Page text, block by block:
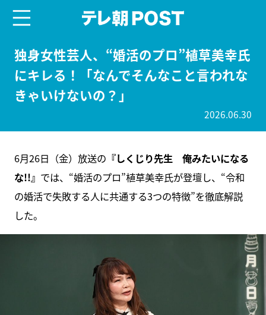
独身女性芸人、“婚活のプロ”植草美幸氏
にキレる！「なんでそんなこと言われな
きゃいけないの？」
2026.06.30
6月26日（金）放送の 『しくじり先生 俺みたいになる
な!!』 では、“婚活のプロ”植草美幸氏が登壇し、“令和
の婚活で失敗する人に共通する3つの特徴”を徹底解説
した。